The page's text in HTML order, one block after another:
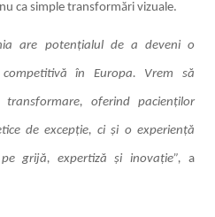
ca simple transformări vizuale.
are potențialul de a deveni o
în Europa. Vrem să
oferind pacienților
de excepție, ci și o experiență
grijă, expertiză și inovație”, a